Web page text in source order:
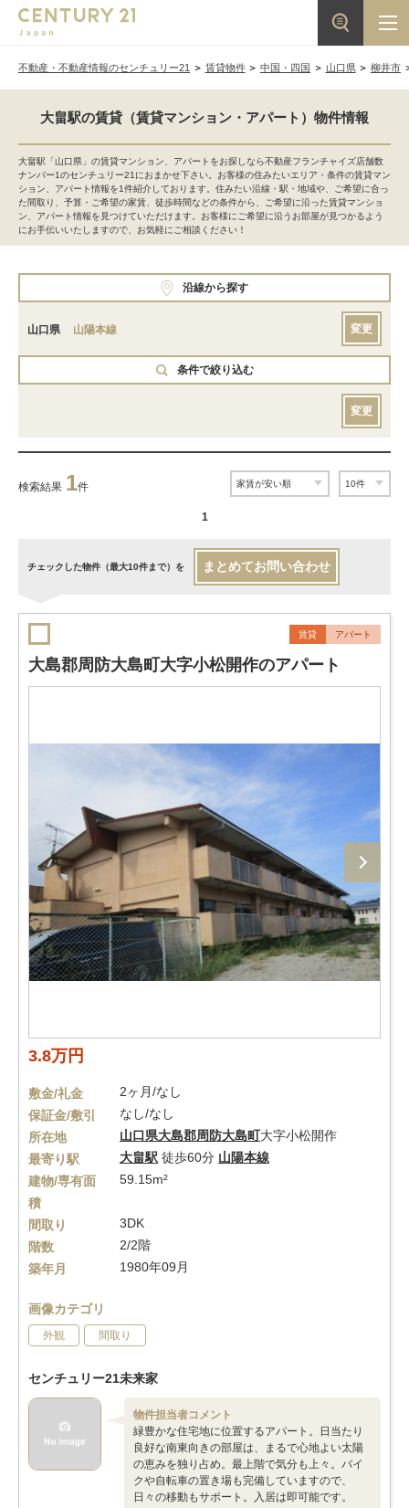
不動産・不動産情報のセンチュリー21 賃貸物件 中国・四国 山口県 柳井市
大畠駅の賃貸（賃貸マンション・アパート）物件情報
大畠駅「山口県」の賃貸マンション、アパートをお探しなら不動産フランチャイズ店舗数
ナンバー1のセンチュリー21におまかせ下さい。お客様の住みたいエリア・条件の賃貸マン
ション、アパート情報を1件紹介しております。住みたい沿線・駅・地域や、ご希望に合っ
た間取り、予算・ご希望の家賃、徒歩時間などの条件から、ご希望に沿った賃貸マンショ
ン、アパート情報を見つけていただけます。お客様にご希望に沿うお部屋が見つかるよう
にお手伝いいたしますので、お気軽にご相談ください！
沿線から探す
山口県 山陽本線 変更
条件で絞り込む
変更
検索結果 1件
1
チェックした物件（最大10件まで）を まとめてお問い合わせ
賃貸 アパート
大島郡周防大島町大字小松開作のアパート
3.8万円
敷金/礼金
2ヶ月/なし
保証金/敷引
なし/なし
所在地
山口県大島郡周防大島町大字小松開作
最寄り駅
大畠駅 徒歩60分 山陽本線
建物/専有面
積
59.15m²
間取り
3DK
階数
2/2階
築年月
1980年09月
画像カテゴリ
外観 間取り
センチュリー21未来家
物件担当者コメント
緑豊かな住宅地に位置するアパート。日当たり
良好な南東向きの部屋は、まるで心地よい太陽
の恵みを独り占め。最上階で気分も上々。バイ
クや自転車の置き場も完備していますので、
日々の移動もサポート。入居は即可能です。